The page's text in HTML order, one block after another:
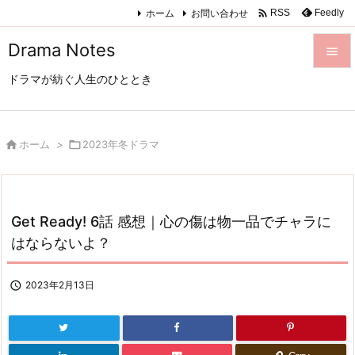
Drama Notes
ドラマが紡ぐ人生のひととき

次へ
検索
ホーム お問い合わせ  RSS Feedly
 ホーム > 2023年冬ドラマ
Get Ready! 6話 感想｜心の傷は物一品でチャラに
はならないよ？
 2023年2月13日